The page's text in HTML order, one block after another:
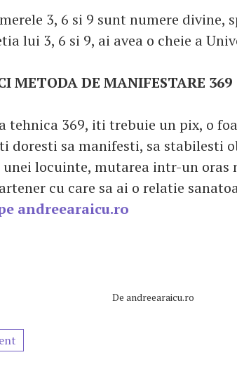
3, 6 si 9 sunt numere divine,
lui 3, 6 si 9, ai avea o cheie a
METODA DE MANIFESTARE 369
tehnica 369, iti trebuie un pix, o
doresti sa manifesti, sa stabilesti
locuinte, mutarea intr-un oras
cu care sa ai o relatie
andreearaicu.ro
De andreearaicu.ro